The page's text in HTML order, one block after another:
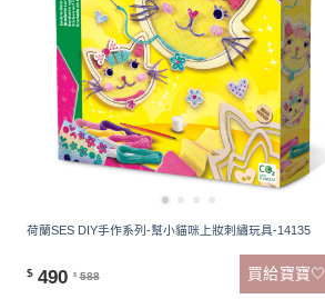
荷蘭SES DIY手作系列-幫小貓咪上妝刺繡玩具-14135
$ 490 $ 588 買給寶寶🤍